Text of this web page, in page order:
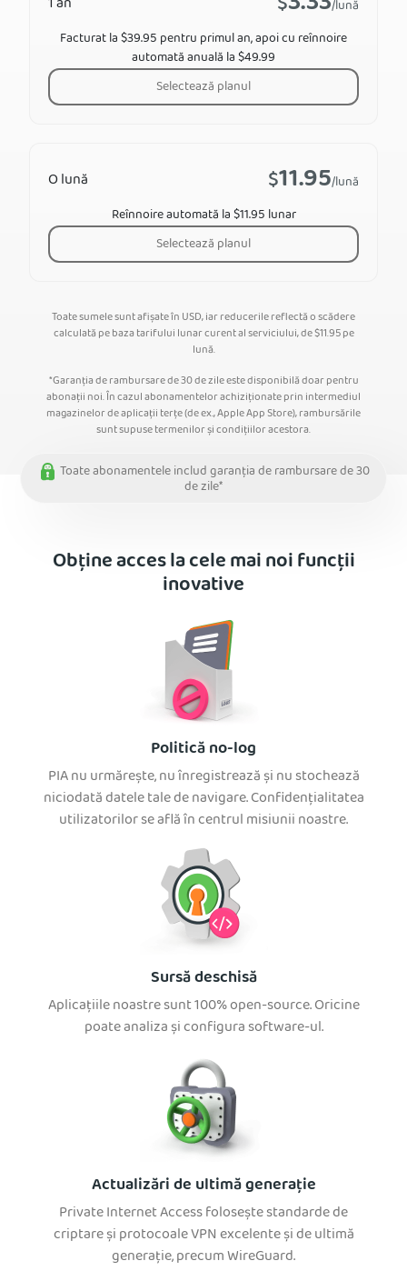
O lună $11.95/lună
Reînnoire automată la $11.95 lunar
Selectează planul
/lună
Facturat la $39.95 pentru primul an, apoi cu reînnoire
automată anuală la $49.99
Selectează planul
Toate sumele sunt afișate în USD, iar reducerile reflectă o scădere
calculată pe baza tarifului lunar curent al serviciului, de$11.95pe
lună.
*Garanția de rambursare de 30 de zile este disponibilă doar pentru
abonații noi. În cazul abonamentelor achiziționate prin intermediul
magazinelor de aplicații terțe (de ex., Apple App Store), rambursările
sunt supuse termenilor și condițiilor acestora.
Toate abonamentele includ garanția de rambursare de 30
de zile*
Obține acces la cele mai noi funcții
inovative
Politică no-log
PIA nu urmărește, nu înregistrează și nu stochează
niciodată datele tale de navigare. Confidențialitatea
utilizatorilor se află în centrul misiunii noastre.
Sursă deschisă
Aplicațiile noastre sunt 100% open-source. Oricine
poate analiza și configura software-ul.
Actualizări de ultimă generație
Private Internet Access folosește standarde de
criptare și protocoale VPN excelente și de ultimă
generație, precum WireGuard.